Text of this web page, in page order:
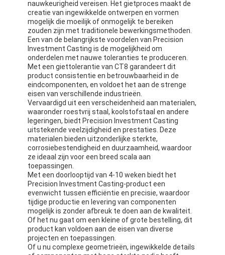
nauwkeurigheid vereisen. Het gietproces maakt de
creatie van ingewikkelde ontwerpen en vormen
mogelijk die moeilijk of onmogelijk te bereiken
zouden zijn met traditionele bewerkingsmethoden.
Een van de belangrijkste voordelen van Precision
Investment Casting is de mogelijkheid om
onderdelen met nauwe toleranties te produceren.
Met een giettolerantie van CT8 garandeert dit
product consistentie en betrouwbaarheid in de
eindcomponenten, en voldoet het aan de strenge
eisen van verschillende industrieën.
Vervaardigd uit een verscheidenheid aan materialen,
waaronder roestvrij staal, koolstofstaal en andere
legeringen, biedt Precision Investment Casting
uitstekende veelzijdigheid en prestaties. Deze
materialen bieden uitzonderlijke sterkte,
corrosiebestendigheid en duurzaamheid, waardoor
ze ideaal zijn voor een breed scala aan
toepassingen.
Met een doorlooptijd van 4-10 weken biedt het
Precision Investment Casting-product een
evenwicht tussen efficiëntie en precisie, waardoor
tijdige productie en levering van componenten
mogelijk is zonder afbreuk te doen aan de kwaliteit.
Of het nu gaat om een kleine of grote bestelling, dit
product kan voldoen aan de eisen van diverse
projecten en toepassingen.
Of u nu complexe geometrieën, ingewikkelde details